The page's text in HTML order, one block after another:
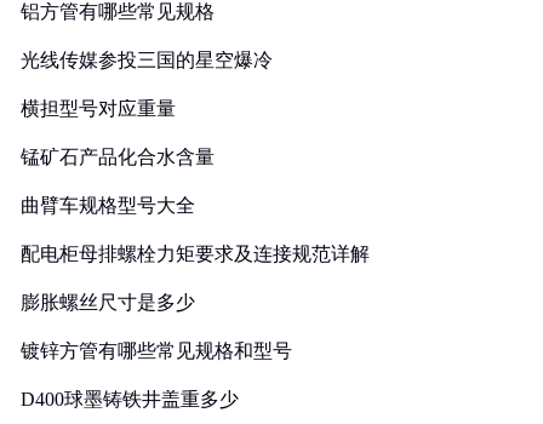
铝方管有哪些常见规格
光线传媒参投三国的星空爆冷
横担型号对应重量
锰矿石产品化合水含量
曲臂车规格型号大全
配电柜母排螺栓力矩要求及连接规范详解
膨胀螺丝尺寸是多少
镀锌方管有哪些常见规格和型号
D400球墨铸铁井盖重多少